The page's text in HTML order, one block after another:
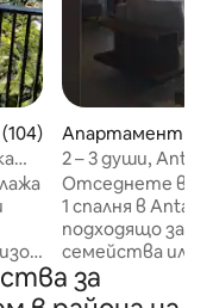
оценка: 4,95 от 5,
Апартамент –
ds
2 – 3 души,
от Silaslee
Отседнете в
1 спалня в
подходящо за
семейства или
Насладете се
Netflix, бърз Wi-
за